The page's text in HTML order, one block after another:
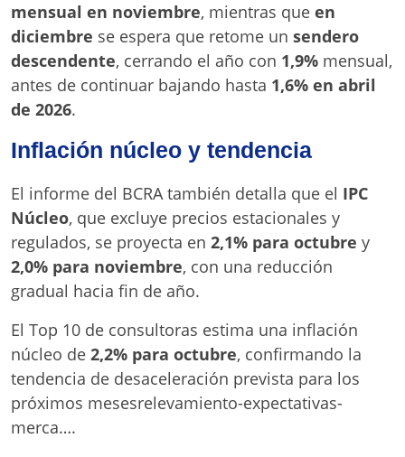
mensual en noviembre, mientras que en
diciembre se espera que retome un sendero
descendente, cerrando el año con 1,9% mensual,
antes de continuar bajando hasta 1,6% en abril
de 2026.
Inflación núcleo y tendencia
El informe del BCRA también detalla que el IPC
Núcleo, que excluye precios estacionales y
regulados, se proyecta en 2,1% para octubre y
2,0% para noviembre, con una reducción
gradual hacia fin de año.
El Top 10 de consultoras estima una inflación
núcleo de 2,2% para octubre, confirmando la
tendencia de desaceleración prevista para los
próximos mesesrelevamiento-expectativas-
merca….